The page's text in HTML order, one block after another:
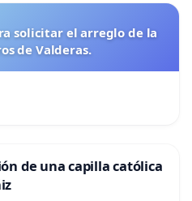
solicitar el arreglo de la
de Valderas.
de una capilla católica